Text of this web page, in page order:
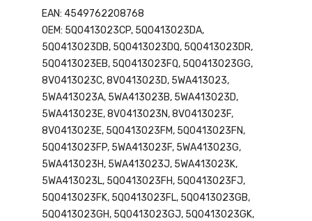
EAN: 4549762208768
OEM: 5Q0413023CP, 5Q0413023DA,
5Q0413023DB, 5Q0413023DQ, 5Q0413023DR,
5Q0413023EB, 5Q0413023FQ, 5Q0413023GG,
8V0413023C, 8V0413023D, 5WA413023,
5WA413023A, 5WA413023B, 5WA413023D,
5WA413023E, 8V0413023N, 8V0413023F,
8V0413023E, 5Q0413023FM, 5Q0413023FN,
5Q0413023FP, 5WA413023F, 5WA413023G,
5WA413023H, 5WA413023J, 5WA413023K,
5WA413023L, 5Q0413023FH, 5Q0413023FJ,
5Q0413023FK, 5Q0413023FL, 5Q0413023GB,
5Q0413023GH, 5Q0413023GJ, 5Q0413023GK,